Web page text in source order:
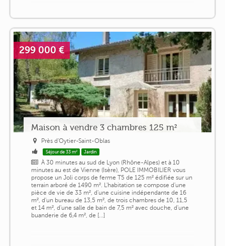
299 000 €
Maison à vendre 3 chambres 125 m²
Près d'Oytier-Saint-Oblas
Séjour de 33 m² Jardin
À 30 minutes au sud de Lyon (Rhône-Alpes) et à 10
minutes au est de Vienne (Isère), POLE IMMOBILIER vous
propose un Joli corps de ferme T5 de 125 m² édifiée sur un
terrain arboré de 1490 m². L'habitation se compose d'une
pièce de vie de 33 m², d'une cuisine indépendante de 16
m², d'un bureau de 13,5 m², de trois chambres de 10, 11,5
et 14 m², d'une salle de bain de 7,5 m² avec douche, d'une
buanderie de 6,4 m², de [...]